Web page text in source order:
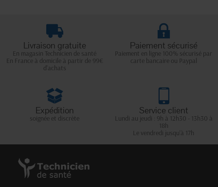
Livraison gratuite
En magasin Technicien de santé
En France à domicile à partir de 99€
d'achats
Paiement sécurisé
Paiement en ligne 100% sécurisé par
carte bancaire ou Paypal
Expédition
soignée et discrète
Service client
Lundi au jeudi : 9h à 12h30 - 13h30 à
18h
Le vendredi jusqu'à 17h